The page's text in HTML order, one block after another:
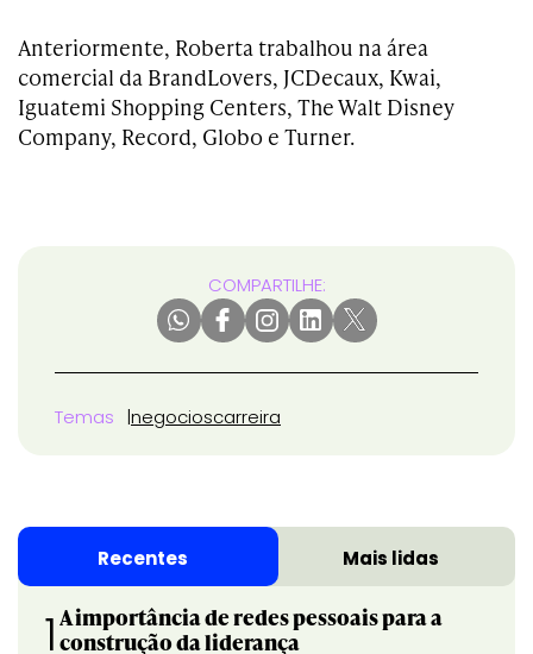
Anteriormente, Roberta trabalhou na área
comercial da BrandLovers, JCDecaux, Kwai,
Iguatemi Shopping Centers, The Walt Disney
Company, Record, Globo e Turner.
COMPARTILHE:
Temas negocioscarreira
Recentes Mais lidas
1 A importância de redes pessoais para a
construção da liderança